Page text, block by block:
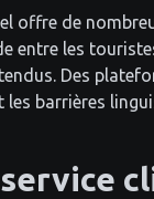
offre de
entre les
Des
les barrières